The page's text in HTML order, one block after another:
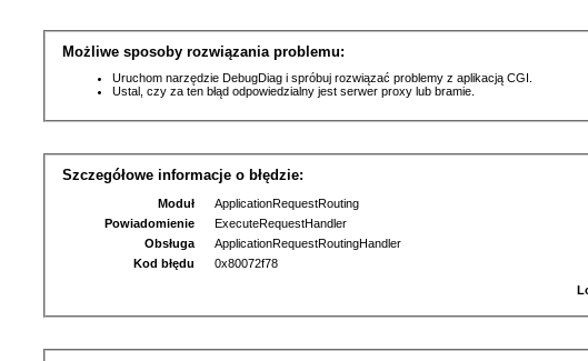
Możliwe sposoby rozwiązania problemu:
Uruchom narzędzie DebugDiag i spróbuj rozwiązać problemy z aplikacją CGI.
Ustal, czy za ten błąd odpowiedzialny jest serwer proxy lub bramie.
Szczegółowe informacje o błędzie:
Moduł
ApplicationRequestRouting
Powiadomienie
ExecuteRequestHandler
Obsługa
ApplicationRequestRoutingHandler
Kod błędu
0x80072f78